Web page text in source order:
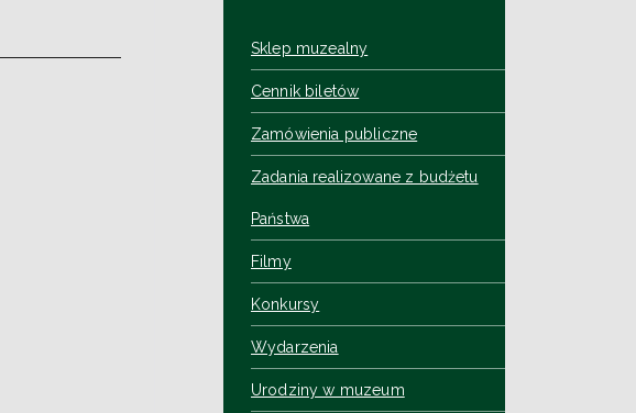
Sklep muzealny
Cennik biletów
Zamówienia publiczne
Zadania realizowane z budżetu
Państwa
Filmy
Konkursy
Wydarzenia
Urodziny w muzeum